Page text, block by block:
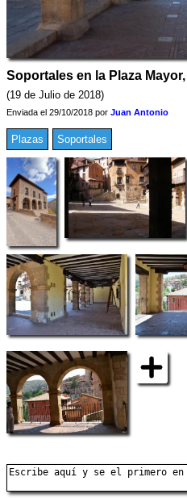
Soportales en la Plaza Mayor,
(19 de Julio de 2018)
Enviada el 29/10/2018 por Juan Antonio
Plazas Soportales